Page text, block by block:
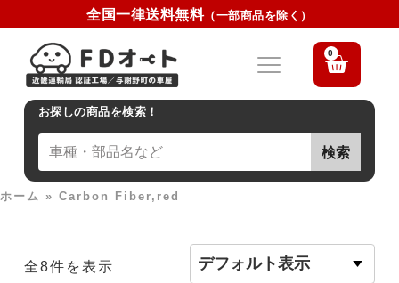
全国一律送料無料（一部商品を除く）
0
お探しの商品を検索！
検索
ホーム » Carbon Fiber,red
全8件を表示